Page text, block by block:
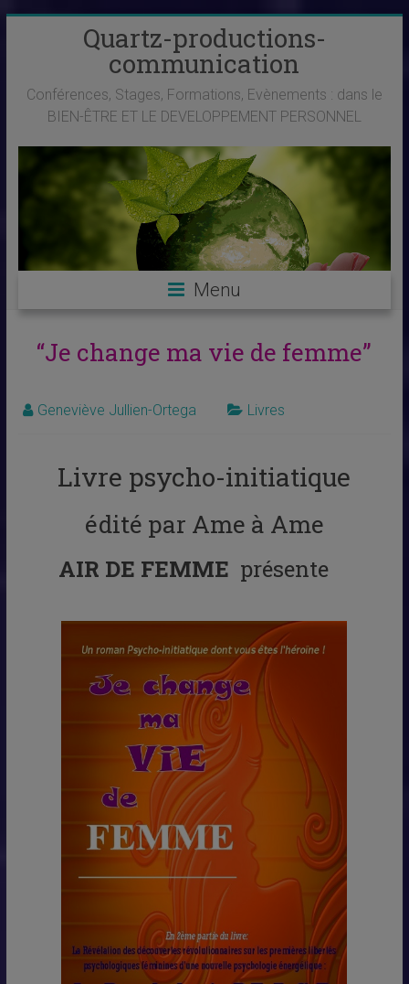
Quartz-productions-
communication
Conférences, Stages, Formations, Evènements : dans le
BIEN-ÊTRE ET LE DEVELOPPEMENT PERSONNEL
Menu
“Je change ma vie de femme”
Geneviève Jullien-Ortega Livres
Livre psycho-initiatique
édité par Ame à Ame
AIR DE FEMME présente